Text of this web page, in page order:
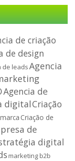
de criação
de design
de leadsAgencia
Agencia de
digitalCriação
Criação de
de
digital
marketing b2b